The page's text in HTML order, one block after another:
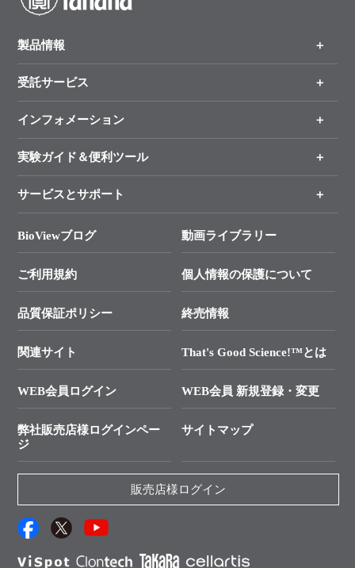
製品情報
製品一覧
手法から製品を探す
新製品情報
受託サービス
オンライン注文
インフォメーション
キャンペーン
タカラバイオ各種会員募集のお知らせ
終売製品のお知らせ
価格改定のご案内
技術セミナーのご案内
タカラバイオ発表文献
実験ガイド＆便利ツール
リアルタイムPCR実験のススメ
幹細胞・再生医療研究ガイド
クローニング実験ガイド
SMARTer NGSポータルサイト
プライマー設計
制限酵素切断サイトの検索
ユーザーズボイス集
抗体検索サイト
サービスとサポート
総合お問い合わせ
├ 実験コンシェルジュ
├ 受託サービスお問い合わせ
資料請求 機器関連
資料請求 受託関連
資料請求 核酸抽出・精製カタログ
サンプル請求一覧
BioViewブログ 動画ライブラリー
ご利用規約 個人情報の保護について
品質保証ポリシー 終売情報
関連サイト That's Good Science!™とは
WEB会員ログイン WEB会員 新規登録・変更
弊社販売店様ログインペー
ジ
サイトマップ
販売店様ログイン